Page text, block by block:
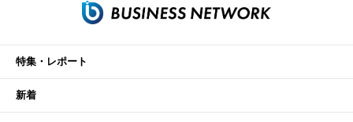
特集・レポート
新着